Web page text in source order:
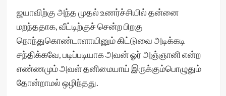
ஜயாவிற்கு அந்த முதல் உணர்ச்சியில் தன்னை
மறந்ததாக, வீட்டிற்குச் சென்ற பிறகு
நொந்துகொண்டாளாயினும் கிட்டுவை அடிக்கடி
சந்திக்கவே, படிப்படியாக அவன் ஓர் அஞ்ஞானி என்ற
எண்ணமும் அவள் தனிமையாய் இருக்கும்பொழுதும்
தோன்றாமல் ஒழிந்தது.